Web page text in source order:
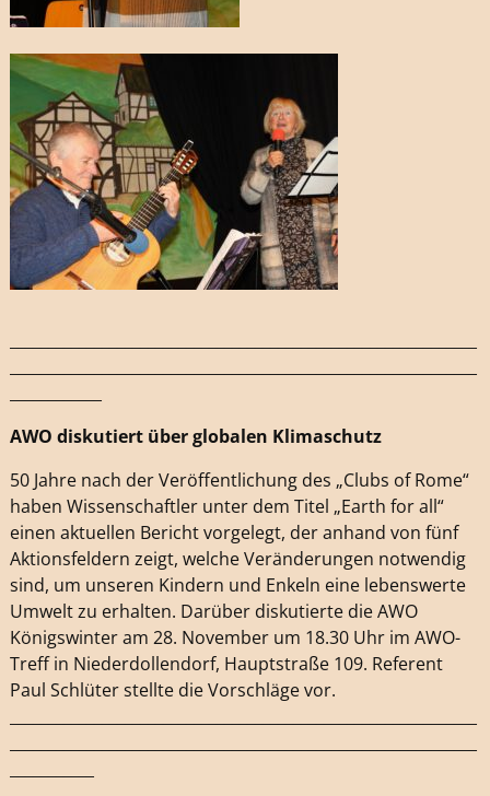
AWO diskutiert über globalen Klimaschutz
50 Jahre nach der Veröffentlichung des „Clubs of Rome“
haben Wissenschaftler unter dem Titel „Earth for all“
einen aktuellen Bericht vorgelegt, der anhand von fünf
Aktionsfeldern zeigt, welche Veränderungen notwendig
sind, um unseren Kindern und Enkeln eine lebenswerte
Umwelt zu erhalten. Darüber diskutierte die AWO
Königswinter am 28. November um 18.30 Uhr im AWO-
Treff in Niederdollendorf, Hauptstraße 109. Referent
Paul Schlüter stellte die Vorschläge vor.